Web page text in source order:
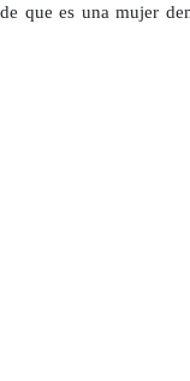
que es una mujer